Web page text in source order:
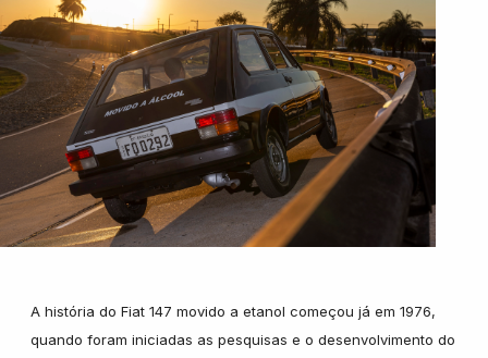
A história do Fiat 147 movido a etanol começou já em 1976,
quando foram iniciadas as pesquisas e o desenvolvimento do